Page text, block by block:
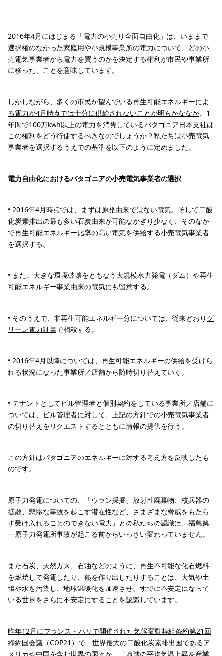
2016年4月にはじまる「電力の小売り全面自由化」は、いままで
選択権のなかった家庭用や小規模事業所の電力について、どの小
売電気事業者から電力を買うのかを決定する権利が市民や事業所
に移った、ことを意味しています。
しかしながら、 多くの市民が望んでいる再生可能エネルギーによ
る電力が4月時点では十分に供給されないことが明らかななか、1
年間で100万kwh以上の電力を消費しているパタゴニア日本支社は
この権利をどう行使するべきなのでしょうか？私たちは小売電気
事業者を選択するうえでの基準を以下のように定めました。
電力自由化におけるパタゴニアの小売電気事業者の選択
• 2016年4月時点では、まずは原発由来ではない電気。そして二酸
化炭素排出の最も多い石炭由来が可能なかぎり少なく、そのなか
で再生可能エネルギー比率の高い電気を供給する小売電気事業者
を選択する。
• また、大きな環境破壊をともなう大規模水力発電（ダム）や再生
可能エネルギー事業由来の電気にも留意する。
• そのうえで、非再生可能エネルギー分については、従来どおり グ
リーン電力証書で相殺する。
• 2016年4月以降については、再生可能エネルギーの供給を受けら
れる状況になった事業所／店舗から随時切り替えていく。
• テナントとしてビル管理者と個別契約をしている事業所／店舗に
ついては、ビル管理者に対して、上記の方針での小売電気事業者
の切り替えをリクエストするとともに情報の提供を行う。
この方針はパタゴニアのエネルギーに対する考え方を反映したも
のです。
原子力発電についての、「ウラン採掘、放射性廃棄物、核兵器の
拡散、悲惨な事故を起こす潜在性など、さまざまな脅威をもたら
す受け入れることのできない電力」との私たちの認識は、福島第
一原子力発電所事故が起こる前からいっさい変わっていません。
また石炭、天然ガス、石油などのように、再生不可能な化石燃料
を燃焼して発電したり、熱を作り出したりすることは、大気や土
壌や水を汚染し、地球温暖化を加速させ、すでに不安定になって
いる世界をさらに不安定にすることを認識しています。
昨年12月にフランス・パリで開催された気候変動枠組条約第21回
締約国会議（COP21） で、世界最大の二酸化炭素排出国であるア
メリカや中国を含む世界の国々が、「地球の平均気温上昇を産業